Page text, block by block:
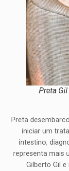
Preta
Preta
iniciar um
intestino,
representa mais
Gilberto Gil